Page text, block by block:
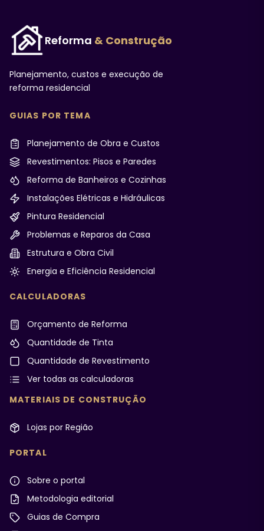
Reforma & Construção
Planejamento, custos e execução de
reforma residencial
GUIAS POR TEMA
Planejamento de Obra e Custos
Revestimentos: Pisos e Paredes
Reforma de Banheiros e Cozinhas
Instalações Elétricas e Hidráulicas
Pintura Residencial
Problemas e Reparos da Casa
Estrutura e Obra Civil
Energia e Eficiência Residencial
CALCULADORAS
Orçamento de Reforma
Quantidade de Tinta
Quantidade de Revestimento
Ver todas as calculadoras
MATERIAIS DE CONSTRUÇÃO
Lojas por Região
PORTAL
Sobre o portal
Metodologia editorial
Guias de Compra